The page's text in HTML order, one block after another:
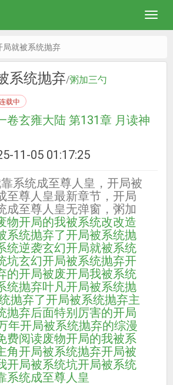
局就被系统抛弃
系统抛弃/粥加三勺
载中
卷玄雍大陆 第131章 月读神
11-05 01:17:25
系统成至尊人皇，开局被
至尊人皇最新章节，开局
成至尊人皇无弹窗，粥加
物开局的我被系统改改造
系统抛弃了开局被系统抛
统逆袭玄幻开局就被系统
坑玄幻开局被系统抛弃开
的开局被废开局我被系统
统抛弃叶凡开局被系统抛
抛弃了开局被系统抛弃主
抛弃后面特别厉害的开局
年开局被系统抛弃的综漫
费阅读废物开局的我被系
角开局被系统抛弃开局被
开局被系统坑开局被系统
系统成至尊人皇